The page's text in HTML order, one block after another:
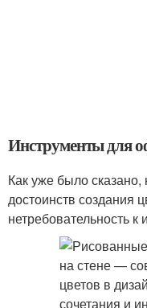
Инструменты для
Как уже было
достоинств создания
нетребовательность к